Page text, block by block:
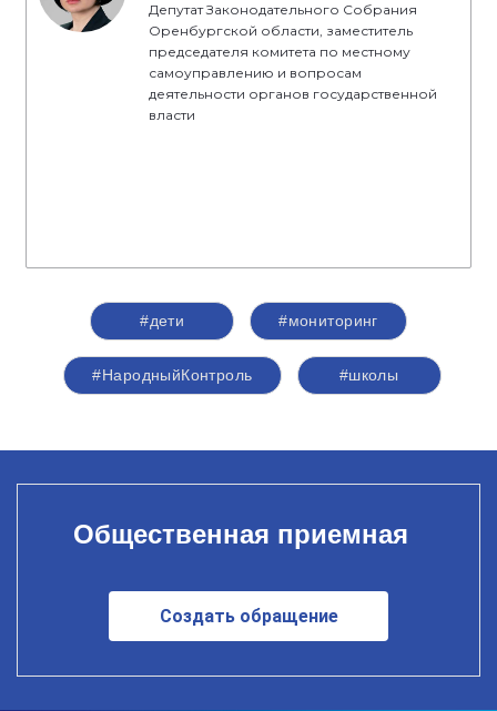
Депутат Законодательного Собрания
Оренбургской области, заместитель
председателя комитета по местному
самоуправлению и вопросам
деятельности органов государственной
власти
#дети #мониторинг
#НародныйКонтроль #школы
Общественная приемная
Создать обращение